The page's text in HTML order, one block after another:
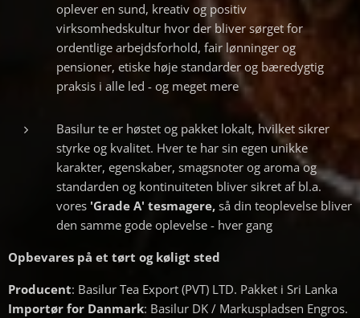
oplever en sund, kreativ og positiv
virksomhedskultur hvor der bliver sørget for
ordentlige arbejdsforhold, fair lønninger og
pensioner, etiske høje standarder og bæredygtig
praksis i alle led - og meget mere
Basilur te er høstet og pakket lokalt, hvilket sikrer
styrke og kvalitet. Hver te har sin egen unikke
karakter, egenskaber, smagsnoter og aroma og
standarden og kontinuiteten bliver sikret af bl.a.
vores 'Grade A' tesmagere, så din teoplevelse bliver
den samme gode oplevelse - hver gang
Opbevares på et tørt og køligt sted
Producent: Basilur Tea Export (PVT) LTD. Pakket i Sri Lanka
Importør for Danmark: Basilur DK / Markuspladsen Engros.